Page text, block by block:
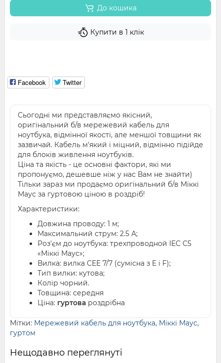
До кошика
Купити в 1 клік
Facebook Twitter
Сьогодні ми представляємо якісний,
оригінальний б/в мережевий кабель для
ноутбука, відмінної якості, але меншої товщини як
зазвичай. Кабель м'який і міцний, відмінно підійде
для блоків живлення ноутбуків.
Ціна та якість - це основні фактори, які ми
пропонуємо, дешевше ніж у нас Вам не знайти)
Тільки зараз ми продаємо оригінальний б/в Міккі
Маус за гуртовою ціною в роздріб!
Характеристики:
Довжина проводу: 1 м;
Максимальний струм: 2.5 А;
Роз'єм до ноутбука: трехпроводной IEC С5
«Міккі Маус»;
Вилка: вилка CEE 7/7 (сумісна з E і F);
Тип вилки: кутова;
Колір чорний.
Товщина: середня
Ціна: гуртова роздрібна
Мітки: Мережевий кабель для ноутбука, Міккі Маус,
гуртом
Нещодавно переглянуті